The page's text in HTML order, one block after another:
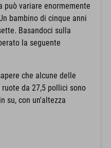
variare enormemente
bambino di cinque anni
Basandoci sulla
la seguente
che alcune delle
da 27,5 pollici sono
su, con un'altezza